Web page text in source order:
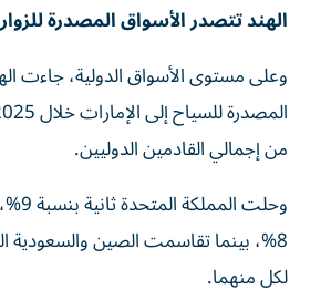
الهند تتصدر الأسواق المصدرة للزوار
وعلى مستوى الأسواق الدولية، جاءت
من إجمالي القادمين الدوليين.
وحلت
لكل منهما.